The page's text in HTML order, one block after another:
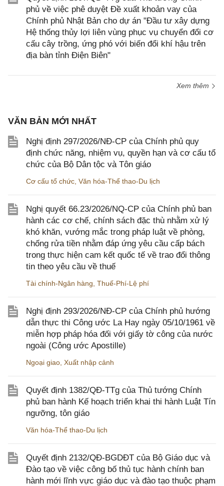
phủ về việc phê duyệt Đề xuất khoản vay của
Chính phủ Nhật Bản cho dự án "Đầu tư xây dựng
Hệ thống thủy lợi liên vùng phục vụ chuyển đổi cơ
cấu cây trồng, ứng phó với biến đổi khí hậu trên
địa bàn tỉnh Điện Biên"
Xem thêm
VĂN BẢN MỚI NHẤT
Nghị định 297/2026/NĐ-CP của Chính phủ quy
định chức năng, nhiệm vụ, quyền hạn và cơ cấu tổ
chức của Bộ Dân tộc và Tôn giáo
Cơ cấu tổ chức Văn hóa-Thể thao-Du lịch
Nghị quyết 66.23/2026/NQ-CP của Chính phủ ban
hành các cơ chế, chính sách đặc thù nhằm xử lý
khó khăn, vướng mắc trong pháp luật về phòng,
chống rửa tiền nhằm đáp ứng yêu cầu cấp bách
trong thực hiện cam kết quốc tế về trao đổi thông
tin theo yêu cầu về thuế
Tài chính-Ngân hàng Thuế-Phí-Lệ phí
Nghị định 293/2026/NĐ-CP của Chính phủ hướng
dẫn thực thi Công ước La Hay ngày 05/10/1961 về
miễn hợp pháp hóa đối với giấy tờ công của nước
ngoài (Công ước Apostille)
Ngoại giao Xuất nhập cảnh
Quyết định 1382/QĐ-TTg của Thủ tướng Chính
phủ ban hành Kế hoạch triển khai thi hành Luật Tín
ngưỡng, tôn giáo
Văn hóa-Thể thao-Du lịch
Quyết định 2132/QĐ-BGDĐT của Bộ Giáo dục và
Đào tạo về việc công bố thủ tục hành chính ban
hành mới lĩnh vực giáo dục và đào tạo thuộc phạm